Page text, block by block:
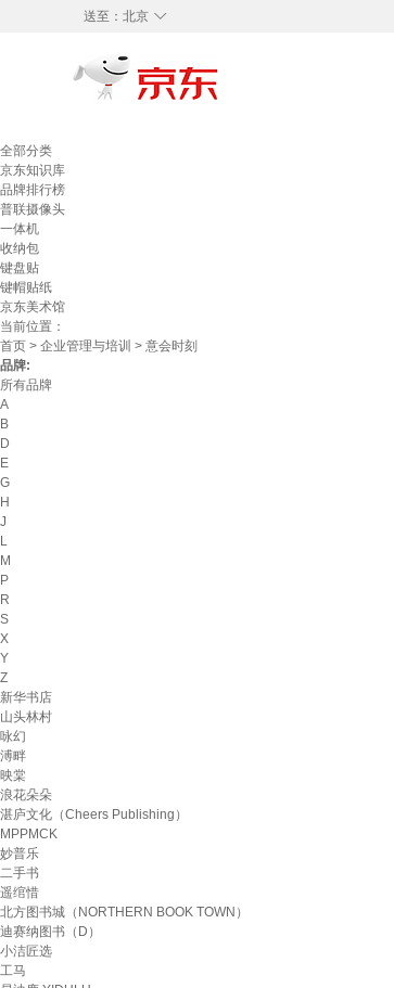
◇
送至： 北京
全部分类
京东知识库
品牌排行榜
普联摄像头
一体机
收纳包
键盘贴
键帽贴纸
京东美术馆
当前位置：
首页 > 企业管理与培训 > 意会时刻
品牌:
所有品牌
A
B
D
E
G
H
J
L
M
P
R
S
X
Y
Z
新华书店
山头林村
咏幻
溥畔
映棠
浪花朵朵
湛庐文化（Cheers Publishing）
MPPMCK
妙普乐
二手书
遥绾惜
北方图书城（NORTHERN BOOK TOWN）
迪赛纳图书（D）
小洁匠选
工马